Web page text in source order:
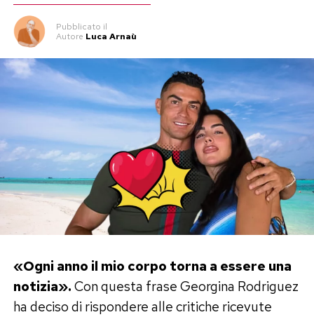
Pubblicato il
Autore Luca Arnaù
«Ogni anno il mio corpo torna a essere una
notizia».Con questa frase Georgina Rodriguez
ha deciso di rispondere alle critiche ricevute